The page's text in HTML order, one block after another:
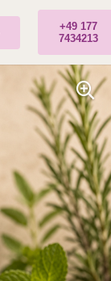
+49 177
7434213